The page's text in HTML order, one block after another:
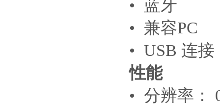
• 蓝牙
• 兼容PC
• USB 连
性能
• 分辨率：